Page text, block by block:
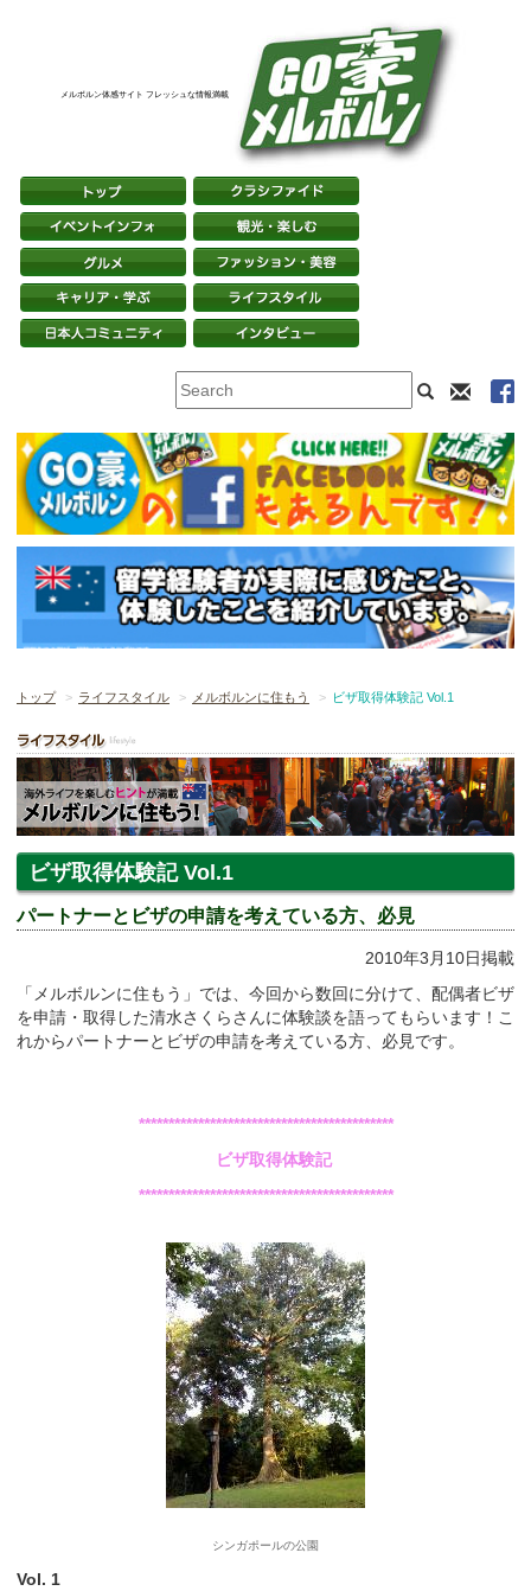
メルボルン体感サイト フレッシュな情報満載
トップ ライフスタイル メルボルンに住もう ビザ取得体験記 Vol.1
ビザ取得体験記 Vol.1
パートナーとビザの申請を考えている方、必見
2010年3月10日掲載
「メルボルンに住もう」では、今回から数回に分けて、配偶者ビザ
を申請・取得した清水さくらさんに体験談を語ってもらいます！こ
れからパートナーとビザの申請を考えている方、必見です。
*******************************************
ビザ取得体験記
*******************************************
シンガポールの公園
Vol. 1